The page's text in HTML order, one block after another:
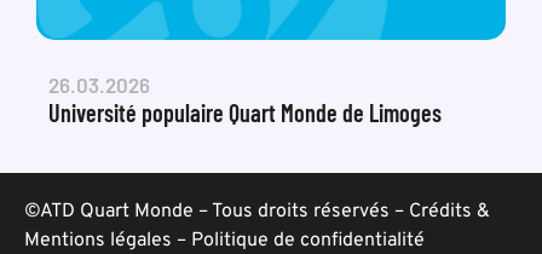
26.03.2026
Université populaire Quart Monde de Limoges
©ATD Quart Monde – Tous droits réservés – Crédits &
Mentions légales – Politique de confidentialité